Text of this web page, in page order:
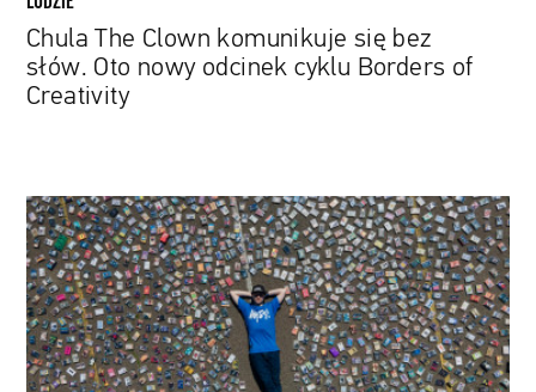
Chula The Clown komunikuje się bez
słów. Oto nowy odcinek cyklu Borders of
Creativity
Od
kolekcji
płyt
po
NFT.
Dlaczego
chcemy